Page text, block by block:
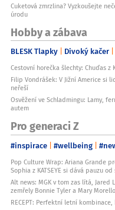
Cuketová zmrzlina? Vyzkoušejte
úrodu
Hobby a zábava
BLESK Tlapky Divoký kačer
Cestovní horečka šlechty: Chuďas
Filip Vondrášek: V Jižní Americe si
neřeší
Osvěžení ve Schladmingu: Lamy,
autem
Pro generaci Z
#inspirace #wellbeing
Pop Culture Wrap: Ariana Grande
Sophia z KATSEYE si dává pauzu
Alt news: MGK v tom zas lítá,
zemřely Bonnie Tyler a Mary Morello
RECEPT: Perfektní letní